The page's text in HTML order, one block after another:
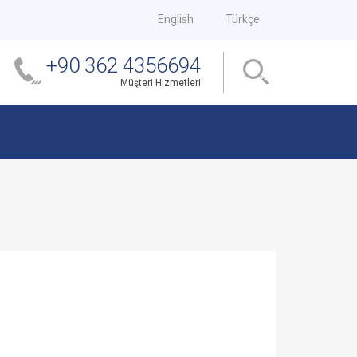
English Türkçe
+90 362 4356694
Müşteri Hizmetleri